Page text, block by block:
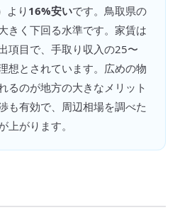
より16%安いです。 鳥取県の
きく下回る水準です。家賃は
項目で、手取り収入の25〜
想とされています。広めの物
るのが地方の大きなメリット
も有効で、周辺相場を調べた
上がります。